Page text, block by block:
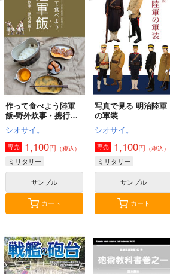
作って食べよう陸軍
飯-野外炊事・携行食
編-
シオサイ。
専売 1,100円 （税込）
ミリタリー
サンプル
カート
写真で見る 明治陸軍
の軍装
シオサイ。
専売 1,100円 （税込）
ミリタリー
サンプル
カート